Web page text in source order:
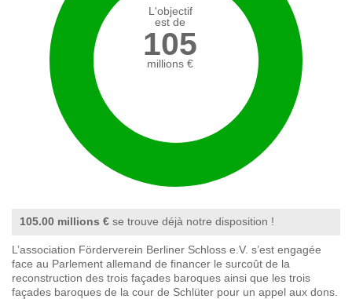
L'objectif
est de
105
millions €
105.00 millions € se trouve déjà notre disposition !
L’association Förderverein Berliner Schloss e.V. s’est engagée
face au Parlement allemand de financer le surcoût de la
reconstruction des trois façades baroques ainsi que les trois
façades baroques de la cour de Schlüter pour un appel aux dons.